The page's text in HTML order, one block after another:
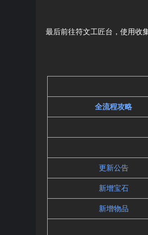
最后前往符文工匠台，使用收
全流程攻略
更新公告
新增宝石
新增物品